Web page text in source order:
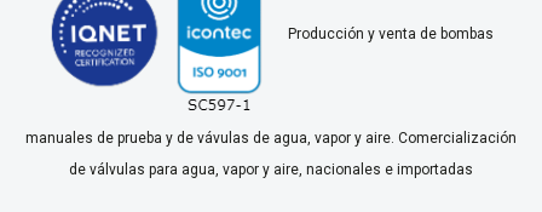
Producción y venta de bombas
manuales de prueba y de vávulas de agua, vapor y aire. Comercialización
de válvulas para agua, vapor y aire, nacionales e importadas